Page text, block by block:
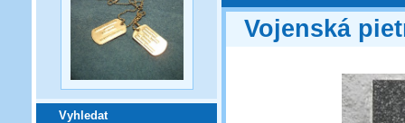
Vyhledat
Vojenská